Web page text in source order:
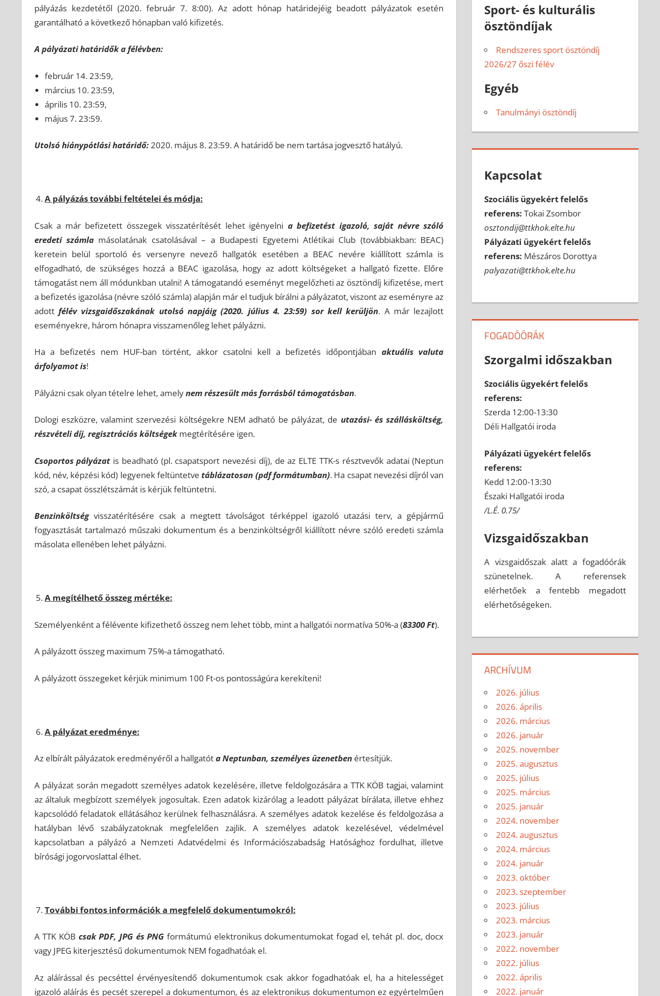
pályázás kezdetétől (2020. február 7. 8:00). Az adott hónap határidejéig beadott pályázatok esetén
garantálható a következő hónapban való kifizetés.
A pályázati határidők a félévben:
február 14. 23:59,
március 10. 23:59,
április 10. 23:59,
május 7. 23:59.
Utolsó hiánypótlási határidő:2020. május 8. 23:59. A határidő be nem tartása jogvesztő hatályú.
A pályázás további feltételei és módja:
Csak a már befizetett összegek visszatérítését lehet igényelni a befizetést igazoló, saját névre szóló
eredeti számlamásolatának csatolásával – a Budapesti Egyetemi Atlétikai Club (továbbiakban: BEAC)
keretein belül sportoló és versenyre nevező hallgatók esetében a BEAC nevére kiállított számla is
elfogadható, de szükséges hozzá a BEAC igazolása, hogy az adott költségeket a hallgató fizette. Előre
támogatást nem áll módunkban utalni! A támogatandó eseményt megelőzheti az ösztöndíj kifizetése, mert
a befizetés igazolása (névre szóló számla) alapján már el tudjuk bírálni a pályázatot, viszont az eseményre az
adott félév vizsgaidőszakának utolsó napjáig (2020. július 4. 23:59) sor kell kerüljön. A már lezajlott
eseményekre, három hónapra visszamenőleg lehet pályázni.
Ha a befizetés nem HUF-ban történt, akkor csatolni kell a befizetés időpontjában aktuális valuta
árfolyamot is!
Pályázni csak olyan tételre lehet, amelynem részesült más forrásból támogatásban.
Dologi eszközre, valamint szervezési költségekre NEM adható be pályázat, de utazási- és szállásköltség,
részvételi díj, regisztrációs költségekmegtérítésére igen.
Csoportos pályázatis beadható (pl. csapatsport nevezési díj), de az ELTE TTK-s résztvevők adatai (Neptun
kód, név, képzési kód) legyenek feltüntetvetáblázatosan (pdf formátumban). Ha csapat nevezési díjról van
szó, a csapat összlétszámát is kérjük feltüntetni.
Benzinköltségvisszatérítésére csak a megtett távolságot térképpel igazoló utazási terv, a gépjármű
fogyasztását tartalmazó műszaki dokumentum és a benzinköltségről kiállított névre szóló eredeti számla
másolata ellenében lehet pályázni.
A megítélhető összeg mértéke:
Személyenként a félévente kifizethető összeg nem lehet több, mint a hallgatói normatíva 50%-a (83300 Ft).
A pályázott összeg maximum 75%-a támogatható.
A pályázott összegeket kérjük minimum 100 Ft-os pontosságúra kerekíteni!
A pályázat eredménye:
Az elbírált pályázatok eredményéről a hallgatóta Neptunban, személyes üzenetbenértesítjük.
A pályázat során megadott személyes adatok kezelésére, illetve feldolgozására a TTK KÖB tagjai, valamint
az általuk megbízott személyek jogosultak. Ezen adatok kizárólag a leadott pályázat bírálata, illetve ehhez
kapcsolódó feladatok ellátásához kerülnek felhasználásra. A személyes adatok kezelése és feldolgozása a
hatályban lévő szabályzatoknak megfelelően zajlik. A személyes adatok kezelésével, védelmével
kapcsolatban a pályázó a Nemzeti Adatvédelmi és Információszabadság Hatósághoz fordulhat, illetve
bírósági jogorvoslattal élhet.
További fontos információk a megfelelő dokumentumokról:
A TTK KÖB csak PDF, JPG és PNG formátumú elektronikus dokumentumokat fogad el, tehát pl. doc, docx
vagy JPEG kiterjesztésű dokumentumok NEM fogadhatóak el.
Az aláírással és pecséttel érvényesítendő dokumentumok csak akkor fogadhatóak el, ha a hitelességet
igazoló aláírás és pecsét szerepel a dokumentumon, és az elektronikus dokumentumon ez egyértelműen
Sport- és kulturális
ösztöndíjak
Rendszeres sport ösztöndíj
2026/27 őszi félév
Egyéb
Tanulmányi ösztöndíj
Kapcsolat
Szociális ügyekért felelős
referens: Tokai Zsombor
osztondij@ttkhok.elte.hu
Pályázati ügyekért felelős
referens: Mészáros Dorottya
palyazati@ttkhok.elte.hu
FOGADÓÓRÁK
Szorgalmi időszakban
Szociális ügyekért felelős
referens:
Szerda 12:00-13:30
Déli Hallgatói iroda
Pályázati ügyekért felelős
referens:
Kedd 12:00-13:30
Északi Hallgatói iroda
/L.É. 0.75/
Vizsgaidőszakban
A vizsgaidőszak alatt a fogadóórák
szünetelnek. A referensek
elérhetőek a fentebb megadott
elérhetőségeken.
ARCHÍVUM
2026. július
2026. április
2026. március
2026. január
2025. november
2025. augusztus
2025. július
2025. március
2025. január
2024. november
2024. augusztus
2024. március
2024. január
2023. október
2023. szeptember
2023. július
2023. március
2023. január
2022. november
2022. július
2022. április
2022. január